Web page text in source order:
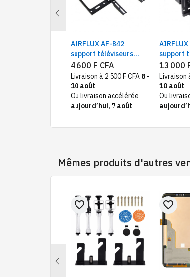
Previous
AIRFLUX AF-B42
support téléviseurs
mural fixe 26 à 65
pouces
4 600 F CFA
Livraison à 2 500 F CFA 8 -
10 août
Ou livraison accélérée
aujourd’hui, 7 août
AIRFLUX
support
65
pivotant
13 000
Livraison
10 août
Ou
Mêmes produits d'autres
Previous
favorite_border favorite_border